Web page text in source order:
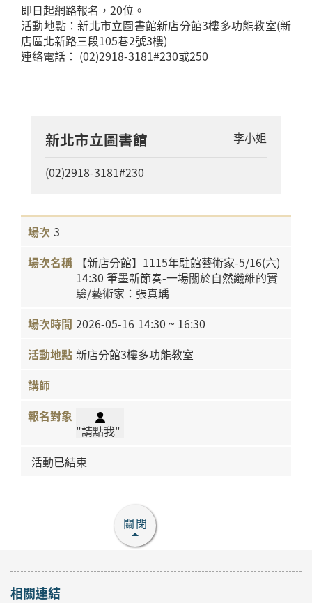
即日起網路報名，20位。
活動地點：新北市立圖書館新店分館3樓多功能教室(新
店區北新路三段105巷2號3樓)
連絡電話： (02)2918-3181#230或250
新北市立圖書館 李小姐
(02)2918-3181#230
3
【新店分館】1115年駐館藝術家-5/16(六)
14:30 筆墨新節奏-一場關於自然纖維的實
驗/藝術家：張真瑀
2026-05-16 14:30 ~ 16:30
新店分館3樓多功能教室
"請點我"
活動已結束
關閉
相關連結